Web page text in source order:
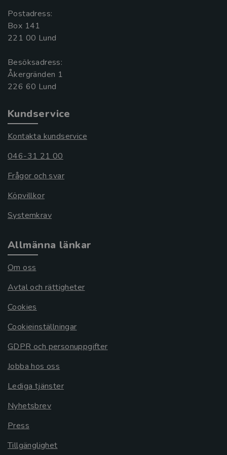
Postadress:
Box 141
221 00 Lund
Besöksadress:
Åkergränden 1
Kundservice
Kontakta kundservice
046-31 21 00
Frågor och svar
Köpvillkor
Systemkrav
Allmänna länkar
Om oss
Avtal och rättigheter
Cookies
Cookieinställningar
GDPR och personuppgifter
Jobba hos oss
Lediga tjänster
Nyhetsbrev
Press
Tillgänglighet